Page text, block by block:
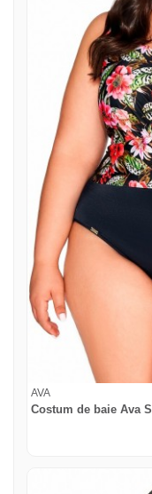
AVA
Costum de baie Ava